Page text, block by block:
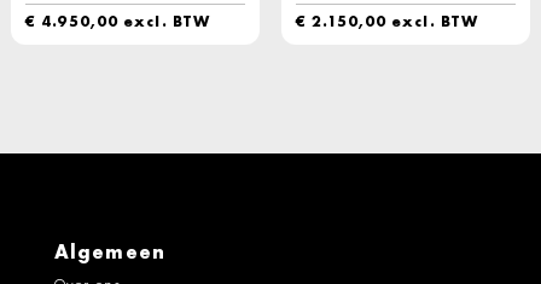
€ 4.950,00 excl. BTW
€ 2.150,00 excl. BTW
Algemeen